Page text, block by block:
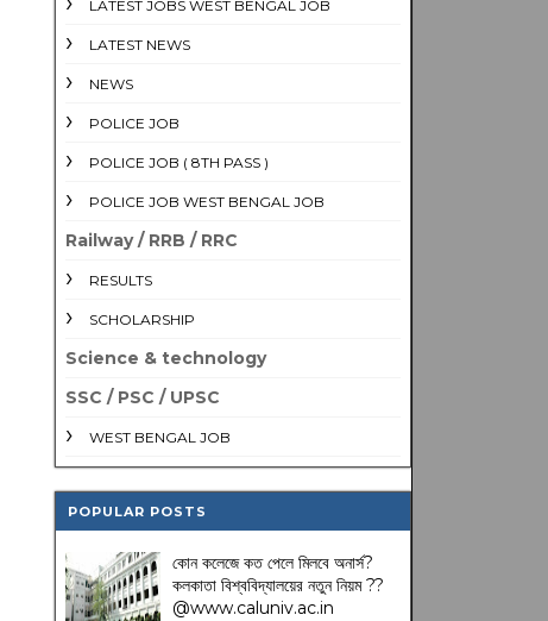
LATEST JOBS WEST BENGAL JOB
LATEST NEWS
NEWS
POLICE JOB
POLICE JOB ( 8TH PASS )
POLICE JOB WEST BENGAL JOB
Railway / RRB / RRC
RESULTS
SCHOLARSHIP
Science & technology
SSC / PSC / UPSC
WEST BENGAL JOB
POPULAR POSTS
কোন কলেজে কত পেলে মিলবে অনার্স?
কলকাতা বিশ্ববিদ্যালয়ের নতুন নিয়ম??
@www.caluniv.ac.in